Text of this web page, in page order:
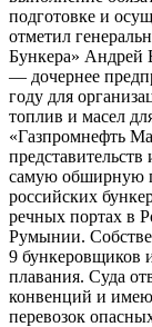
подготовке и
отметил
Бункера» Андрей
— дочернее
году для
топлив и масел
«Газпромнефть
самую обширную
российских
речных портах в
Румынии.
9 бункеровщиков
плавания. Суда
конвенций и
перевозок